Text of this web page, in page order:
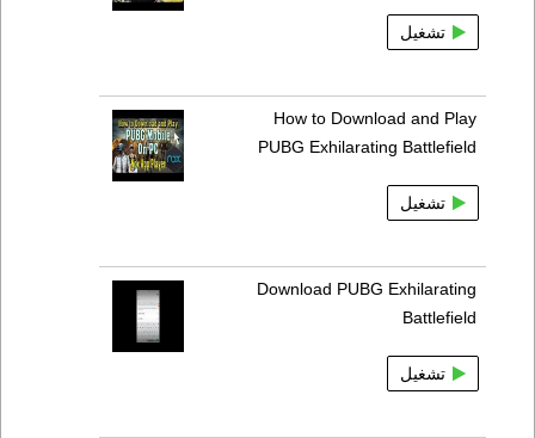
تشغيل
How to Download and Play
PUBG Exhilarating Battlefield
تشغيل
Download PUBG Exhilarating
Battlefield
تشغيل